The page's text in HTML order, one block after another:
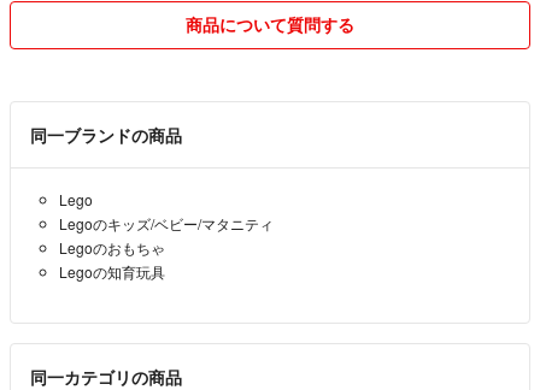
のような初めて悪い評価をつけられました。
きる限り丁寧に梱包しております。
商品に関しては自分自身で国内正規店で購入した国内正規品のみ出品し
ております。
保証切れの商品に関しては発送前に動作確認は必ず行いますが万が一、
発送後以降の故障に関しましては購入者様ご自身の修理費負担、ご対応
をお願い致します。
発基本的には平日は郵便局、土日はヤマト運輸にて発送予定です。
商品について質問する
同一ブランドの商品
Lego
Legoのキッズ/ベビー/マタニティ
Legoのおもちゃ
Legoの知育玩具
同一カテゴリの商品